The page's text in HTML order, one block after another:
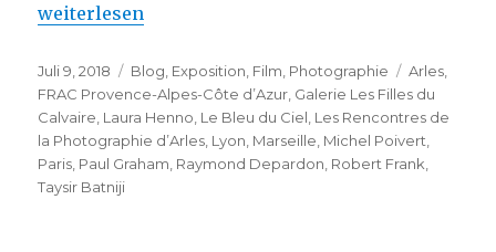
„Laura Henno – Les Rencontres de la
weiterlesen
Veröffentlicht
am
Juli 9, 2018 Kategorien
Blog, Exposition, Film, Photographie Arles,
FRAC Provence-Alpes-Côte d’Azur, Galerie Les Filles du
Calvaire, Laura Henno, Le Bleu du Ciel, Les Rencontres de
la Photographie d’Arles, Lyon, Marseille, Michel Poivert,
Paris, Paul Graham, Raymond Depardon, Robert Frank,
Taysir Batniji